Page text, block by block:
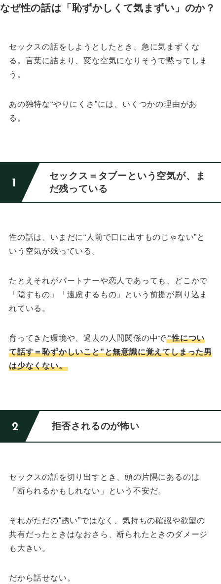
なぜ性の話は「恥ずかしくて気まずい」のか？
セックスの話をしようとしたとき、急に気まずくな
る。 言葉に詰まり、変な空気になりそうで黙ってしま
う。
あの独特な“やりにくさ”には、いくつかの理由があ
る。
セックス＝タブーという空気が、ま
だ残っている
性の話は、いまだに“人前で口に出すものじゃない”と
いう空気が残っている。
たとえそれがパートナーや恋人であっても、
どこかで
「隠すもの」「遠慮するもの」という前提が刷り込ま
れている。
育ってきた環境や、過去の人間関係の中で“性につい
て話す＝恥ずかしいこと”と無意識に覚えてしまった男
は少なくない。
拒否されるのが怖い
セックスの話を切り出すとき、頭の片隅にあるのは
「断られるかもしれない」という不安だ。
それがただの“誘い”ではなく、気持ちの確認や欲望の
共有だったときはなおさら、 断られたときのダメージ
も大きい。
だから話せない。